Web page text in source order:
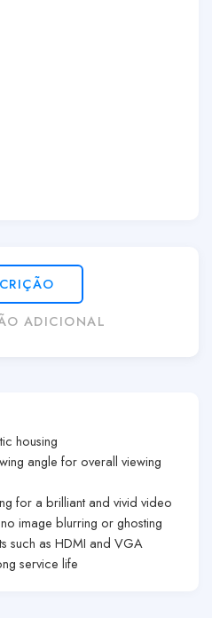
ADICIONAL
housing
angle for overall viewing
for a brilliant and vivid video
image blurring or ghosting
such as HDMI and VGA
service life